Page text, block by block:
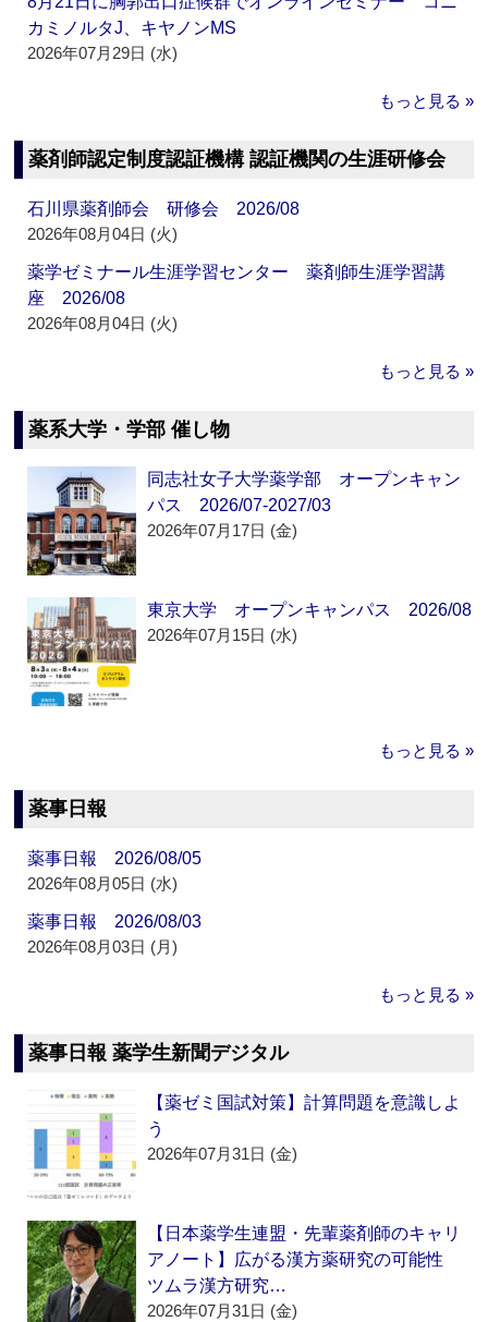
カミノルタJ、キヤノンMS
2026年07月29日 (水)
もっと見る »
薬剤師認定制度認証機構 認証機関の生涯研修会
石川県薬剤師会 研修会 2026/08
2026年08月04日 (火)
薬学ゼミナール生涯学習センター 薬剤師生涯学習講
座 2026/08
2026年08月04日 (火)
もっと見る »
薬系大学・学部 催し物
同志社女子大学薬学部 オープンキャン
パス 2026/07-2027/03
2026年07月17日 (金)
東京大学 オープンキャンパス 2026/08
2026年07月15日 (水)
もっと見る »
薬事日報
薬事日報 2026/08/05
2026年08月05日 (水)
薬事日報 2026/08/03
2026年08月03日 (月)
もっと見る »
薬事日報 薬学生新聞デジタル
【薬ゼミ国試対策】計算問題を意識しよ
う
2026年07月31日 (金)
【日本薬学生連盟・先輩薬剤師のキャリ
アノート】広がる漢方薬研究の可能性
ツムラ漢方研究…
2026年07月31日 (金)